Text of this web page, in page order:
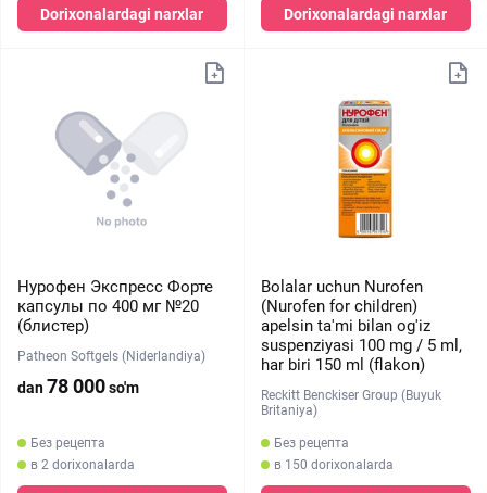
Dorixonalardagi narxlar Dorixonalardagi narxlar
Нурофен Экспресс Форте
капсулы по 400 мг №20
(блистер)
Patheon Softgels (Niderlandiya)
dan78 000so'm
Без рецепта
в 2 dorixonalarda
Bolalar uchun Nurofen
(Nurofen for children)
apelsin ta'mi bilan og'iz
suspenziyasi 100 mg / 5 ml,
har biri 150 ml (flakon)
Reckitt Benckiser Group (Buyuk
Britaniya)
Без рецепта
в 150 dorixonalarda